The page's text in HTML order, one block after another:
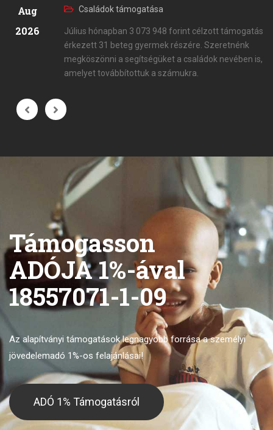
Aug
2026
Családok támogatása
Július hónapban 3 073 948 forint célzott támogatás
érkezett 31 beteg gyermek részére. Szeretnénk
megköszönni a segítségüket a családok nevében is,
amelyet továbbítottuk a számukra.
Támogasson
ADÓJA 1%-ával
18557071-1-09
Az alapítványi támogatások legnagyobb forrásaa személyi
jövedelemadó 1%-os felajánlásai!
ADÓ 1% Támogatásról